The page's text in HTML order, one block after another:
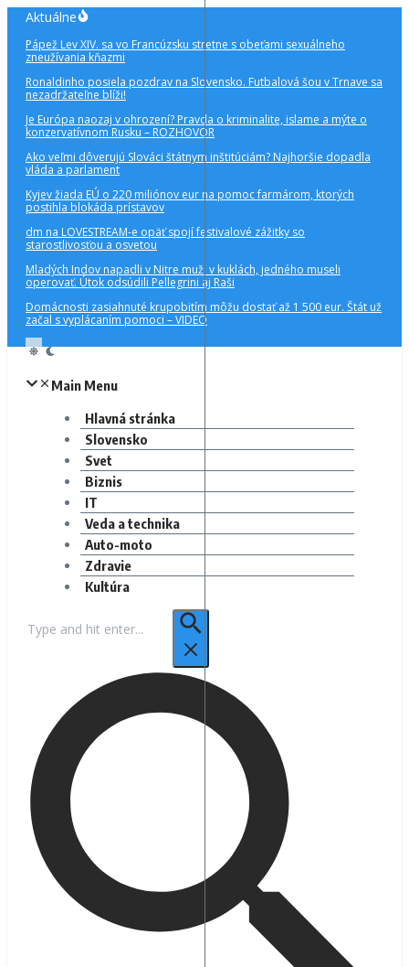
Preskočiť
obsah
Aktuálne
Pápež Lev XIV. sa vo Francúzsku stretne s obeťami sexuálneho
zneužívania kňazmi
Ronaldinho posiela pozdrav na Slovensko. Futbalová šou v Trnave sa
nezadržateľne blíži!
Je Európa naozaj v ohrození? Pravda o kriminalite, islame a mýte o
konzervatívnom Rusku – ROZHOVOR
Ako veľmi dôverujú Slováci štátnym inštitúciám? Najhoršie dopadla
vláda a parlament
Kyjev žiada EÚ o 220 miliónov eur na pomoc farmárom, ktorých
postihla blokáda prístavov
dm na LOVESTREAM-e opäť spojí festivalové zážitky so
starostlivosťou a osvetou
Mladých Indov napadli v Nitre muži v kuklách, jedného museli
operovať. Útok odsúdili Pellegrini aj Raši
Domácnosti zasiahnuté krupobitím môžu dostať až 1 500 eur. Štát už
začal s vyplácaním pomoci – VIDEO
Main Menu
Hlavná stránka
Slovensko
Svet
Biznis
IT
Veda a technika
Auto-moto
Zdravie
Kultúra